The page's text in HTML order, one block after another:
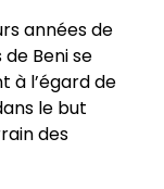
années de
Beni se
à l’égard de
le but
des